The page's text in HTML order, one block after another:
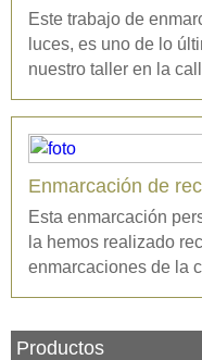
Este trabajo de
luces, es uno de lo
nuestro taller en la
Enmarcación de
Esta enmarcación
la hemos realizado
enmarcaciones de la
Productos